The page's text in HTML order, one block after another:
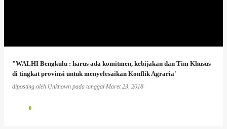
"WALHI Bengkulu : harus ada komitmen, kebijakan dan Tim Khusus
di tingkat provinsi untuk menyelesaikan Konflik Agraria'
diposting oleh Unknown pada tanggal Maret 23, 2018
0